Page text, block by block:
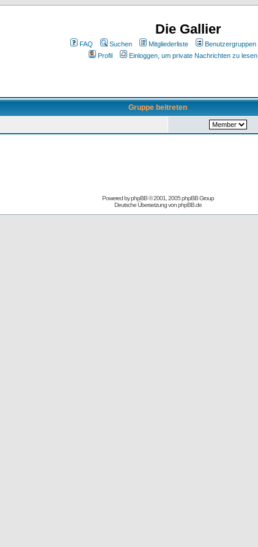
Die Gallier
FAQ Suchen Mitgliederliste Benutzergruppen
Profil
Einloggen, um private Nachrichten zu lesen
Gruppe beitreten
Powered byphpBB© 2001, 2005 phpBB Group
Deutsche Übersetzung vonphpBB.de